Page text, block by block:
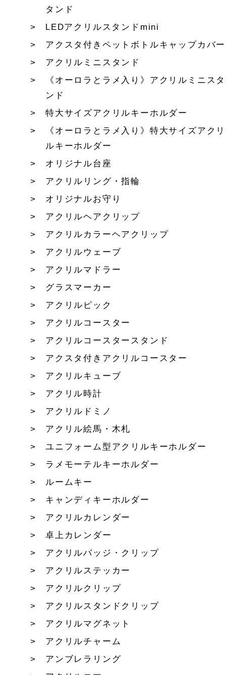
タンド
LEDアクリルスタンドmini
アクスタ付きペットボトルキャップカバー
アクリルミニスタンド
《オーロラとラメ入り》アクリルミニスタ
ンド
特大サイズアクリルキーホルダー
《オーロラとラメ入り》特大サイズアクリ
ルキーホルダー
オリジナル台座
アクリルリング・指輪
オリジナルお守り
アクリルヘアクリップ
アクリルカラーヘアクリップ
アクリルウェーブ
アクリルマドラー
グラスマーカー
アクリルピック
アクリルコースター
アクリルコースタースタンド
アクスタ付きアクリルコースター
アクリルキューブ
アクリル時計
アクリルドミノ
アクリル絵馬・木札
ユニフォーム型アクリルキーホルダー
ラメモーテルキーホルダー
ルームキー
キャンディキーホルダー
アクリルカレンダー
卓上カレンダー
アクリルバッジ・クリップ
アクリルステッカー
アクリルクリップ
アクリルスタンドクリップ
アクリルマグネット
アクリルチャーム
アンブレラリング